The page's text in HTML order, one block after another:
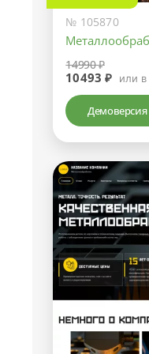
№ 105870
14990 ₽
10493 ₽ или
Демоверсия